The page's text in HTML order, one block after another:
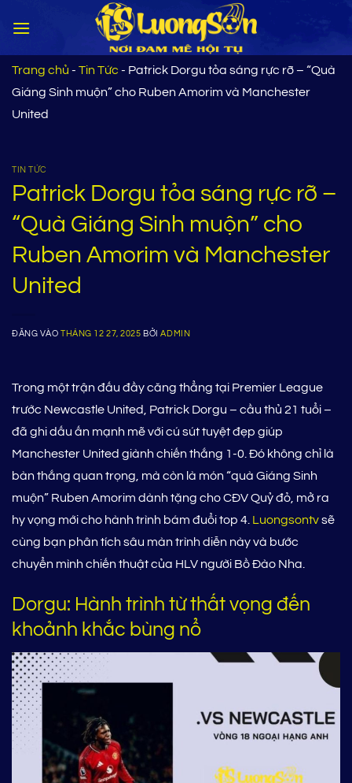
qua
dung
Trang chủ - Tin Tức - Patrick Dorgu tỏa sáng rực rỡ – “Quà
Giáng Sinh muộn” cho Ruben Amorim và Manchester
United
TIN TỨC
Patrick Dorgu tỏa sáng rực rỡ –
“Quà Giáng Sinh muộn” cho
Ruben Amorim và Manchester
United
ĐĂNG VÀO THÁNG 12 27, 2025 BỞIADMIN
Trong một trận đấu đầy căng thẳng tại Premier League
trước Newcastle United, Patrick Dorgu – cầu thủ 21 tuổi –
đã ghi dấu ấn mạnh mẽ với cú sút tuyệt đẹp giúp
Manchester United giành chiến thắng 1-0. Đó không chỉ là
bàn thắng quan trọng, mà còn là món “quà Giáng Sinh
muộn” Ruben Amorim dành tặng cho CĐV Quỷ đỏ, mở ra
hy vọng mới cho hành trình bám đuổi top 4. Luongsontvsẽ
cùng bạn phân tích sâu màn trình diễn này và bước
chuyển mình chiến thuật của HLV người Bồ Đào Nha.
Dorgu: Hành trình từ thất vọng đến
khoảnh khắc bùng nổ